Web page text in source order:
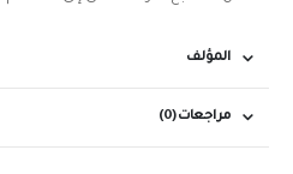
المؤلف
مراجعات (0)